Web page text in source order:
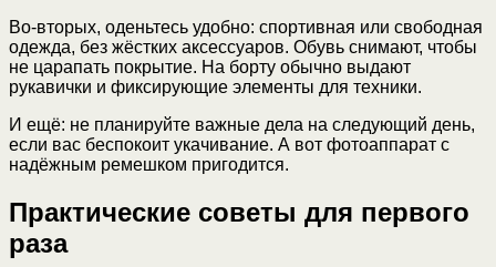
Во-вторых, оденьтесь удобно: спортивная или свободная
одежда, без жёстких аксессуаров. Обувь снимают, чтобы
не царапать покрытие. На борту обычно выдают
рукавички и фиксирующие элементы для техники.
И ещё: не планируйте важные дела на следующий день,
если вас беспокоит укачивание. А вот фотоаппарат с
надёжным ремешком пригодится.
Практические советы для первого
раза